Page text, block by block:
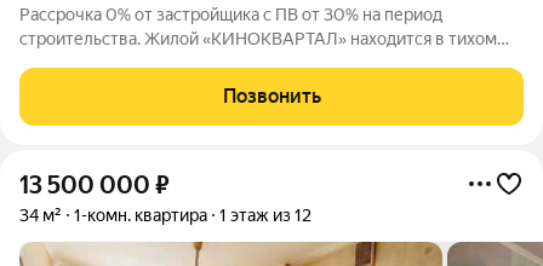
Рассрочка 0% от застройщика с ПВ от 30% на период
строительства. Жилой «КИНОКВАРТАЛ» находится в тихом
этажность, секции от 4 до 8 этажей, все оснащены лифтом.
Авторская архитектура,
Позвонить
13 500 000 ₽
34 м² 1-комн. квартира 1 этаж из 12